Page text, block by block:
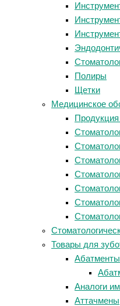
Полиры
Щетки
Медицинское
Товары для
Абатменты
Аналоги
Аттачмены